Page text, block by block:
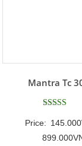
Mantra Tc
hạng
5 sao
Price: 145.000
899.000